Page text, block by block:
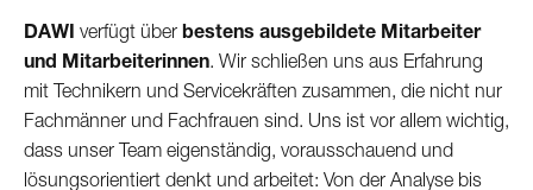
DAWI verfügt über bestens ausgebildete Mitarbeiter
und Mitarbeiterinnen. Wir schließen uns aus Erfahrung
mit Technikern und Servicekräften zusammen, die nicht nur
Fachmänner und Fachfrauen sind. Uns ist vor allem wichtig,
dass unser Team eigenständig, vorausschauend und
lösungsorientiert denkt und arbeitet: Von der Analyse bis